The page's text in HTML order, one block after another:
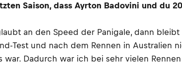
Saison, dass Ayrton Badovini und du
an den Speed der Panigale, dann
Test und nach dem Rennen in Australien
Dadurch war ich bei sehr vielen